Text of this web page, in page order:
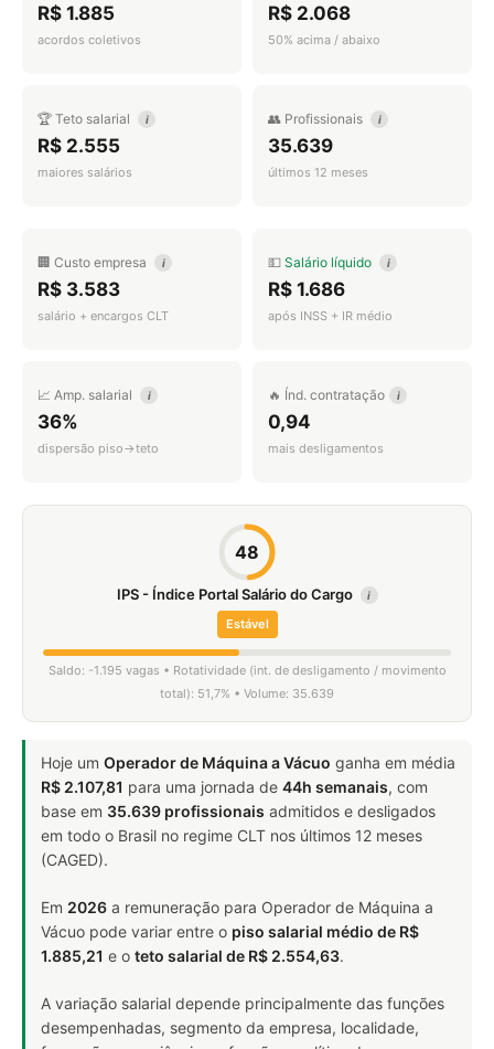
R$ 1.885
acordos coletivos
R$ 2.068
50% acima / abaixo
🏆 Teto salarial i
R$ 2.555
maiores salários
👥 Profissionais i
35.639
últimos 12 meses
🏢 Custo empresa i
R$ 3.583
salário + encargos CLT
💵 Salário líquido i
R$ 1.686
após INSS + IR médio
📈 Amp. salarial i
36%
dispersão piso→teto
🔥 Índ. contratação i
0,94
mais desligamentos
48
IPS - Índice Portal Salário do Cargo i
Estável
Saldo: -1.195 vagas • Rotatividade (int. de desligamento / movimento
total): 51,7% • Volume: 35.639
Hoje um Operador de Máquina a Vácuo ganha em média
R$ 2.107,81 para uma jornada de 44h semanais, com
base em 35.639 profissionais admitidos e desligados
em todo o Brasil no regime CLT nos últimos 12 meses
(CAGED).
Em 2026 a remuneração para Operador de Máquina a
Vácuo pode variar entre o piso salarial médio de R$
1.885,21 e o teto salarial de R$ 2.554,63.
A variação salarial depende principalmente das funções
desempenhadas, segmento da empresa, localidade,